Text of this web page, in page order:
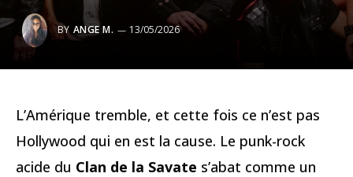
BY ANGE M. 13/05/2026
L’Amérique tremble, et cette fois ce n’est pas
Hollywood qui en est la cause. Le punk-rock
acide du Clan de la Savate s’abat comme un